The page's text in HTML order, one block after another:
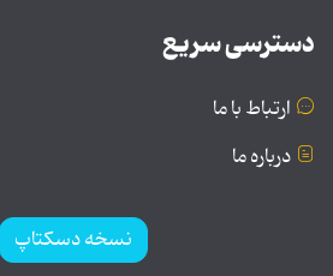
دسترسی سریع
ارتباط با ما
درباره ما
نسخه دسکتاپ